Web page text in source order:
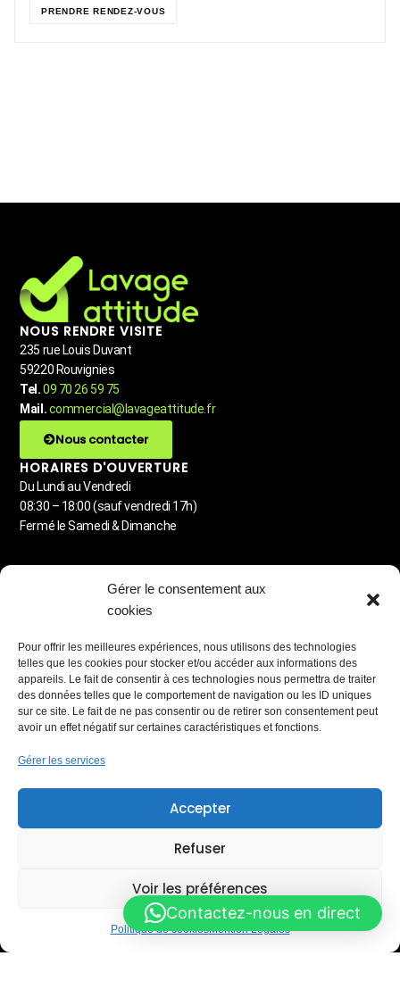
Gérer le consentement aux
cookies
Pour offrir les meilleures expériences, nous utilisons des technologies
telles que les cookies pour stocker et/ou accéder aux informations des
appareils. Le fait de consentir à ces technologies nous permettra de traiter
des données telles que le comportement de navigation ou les ID uniques
sur ce site. Le fait de ne pas consentir ou de retirer son consentement peut
avoir un effet négatif sur certaines caractéristiques et fonctions.
Gérer les services
Accepter
Refuser
Voir les préférences
Politique de cookiesMention Légales
PRENDRE RENDEZ-VOUS
NOUS RENDRE VISITE
235 rue Louis Duvant
59220 Rouvignies
Tel.09 70 26 59 75
Mail.commercial@lavageattitude.fr
Nous contacter
HORAIRES D'OUVERTURE
Du Lundi au Vendredi
08:30 – 18:00 (sauf vendredi 17h)
Fermé le Samedi & Dimanche
Detailing automobile
Lavage à la demande
Station de lavage libre-service
Blog & Astuces
PARTENAIRES RÉSEAUX
Contactez-nous en direct